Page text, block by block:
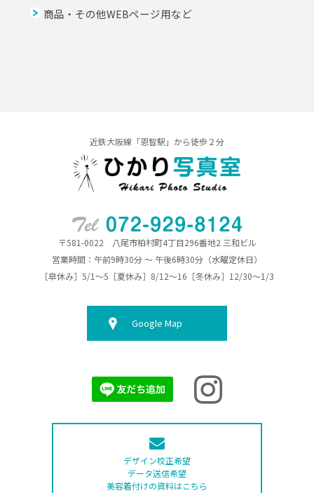
商品・その他WEBページ用など
近鉄大阪線「恩智駅」から徒歩２分
〒581-0022 八尾市柏村町4丁目296番地2 三和ビル
営業時間：午前9時30分 ～ 午後6時30分（水曜定休日）
［皐休み］5/1～5［夏休み］8/12～16［冬休み］12/30～1/3
Google Map
デザイン校正希望
データ送信希望
美容着付けの資料はこちら